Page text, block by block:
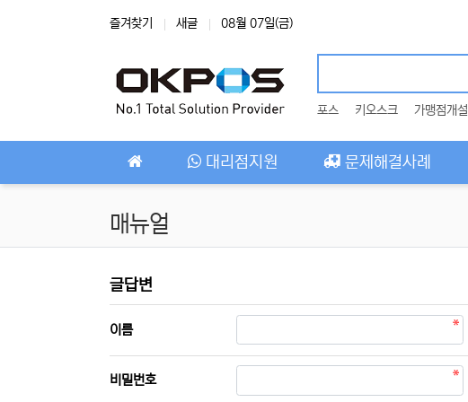
즐겨찾기 새글 08월 07일(금)
포스 키오스크 가맹점개설
대리점지원 문제해결사례
매뉴얼
매뉴얼 글답변
글답변
이름필수
비밀번호필수